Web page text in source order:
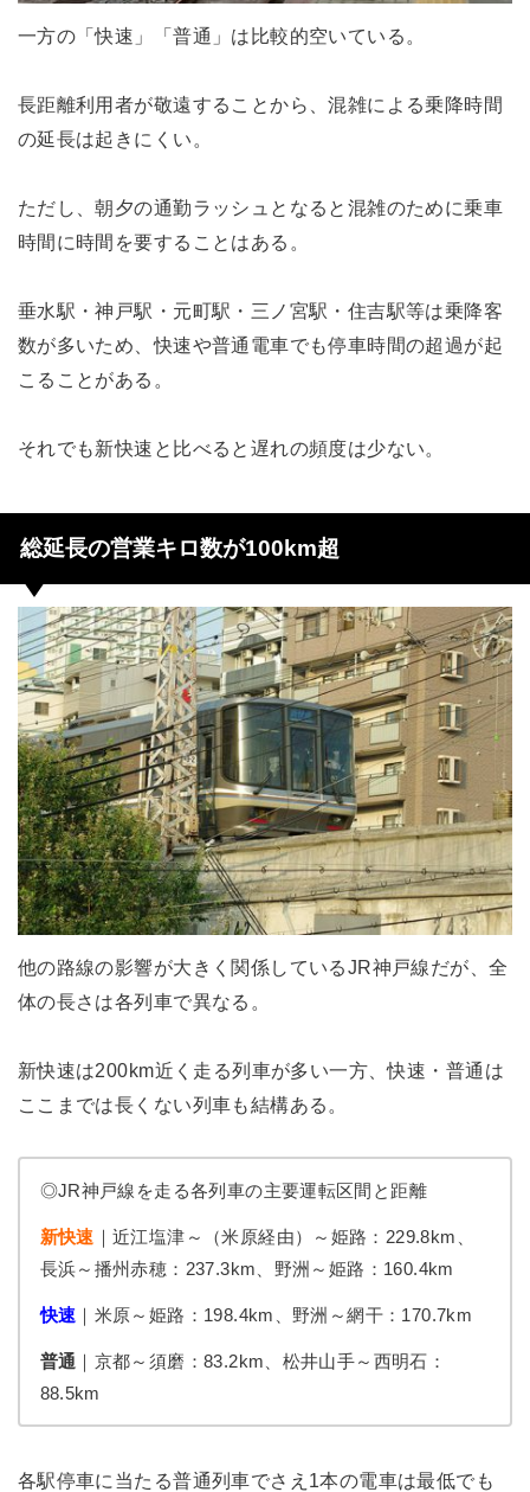
一方の「快速」「普通」は比較的空いている。
長距離利用者が敬遠することから、混雑による乗降時間
の延長は起きにくい。
ただし、朝夕の通勤ラッシュとなると混雑のために乗車
時間に時間を要することはある。
垂水駅・神戸駅・元町駅・三ノ宮駅・住吉駅等は乗降客
数が多いため、快速や普通電車でも停車時間の超過が起
こることがある。
それでも新快速と比べると遅れの頻度は少ない。
総延長の営業キロ数が100km超
他の路線の影響が大きく関係しているJR神戸線だが、全
体の長さは各列車で異なる。
新快速は200km近く走る列車が多い一方、快速・普通は
ここまでは長くない列車も結構ある。
◎JR神戸線を走る各列車の主要運転区間と距離
新快速 ｜近江塩津～（米原経由）～姫路：229.8km、
長浜～播州赤穂：237.3km、野洲～姫路：160.4km
快速 ｜米原～姫路：198.4km、野洲～網干：170.7km
普通 ｜京都～須磨：83.2km、松井山手～西明石：
88.5km
各駅停車に当たる普通列車でさえ1本の電車は最低でも